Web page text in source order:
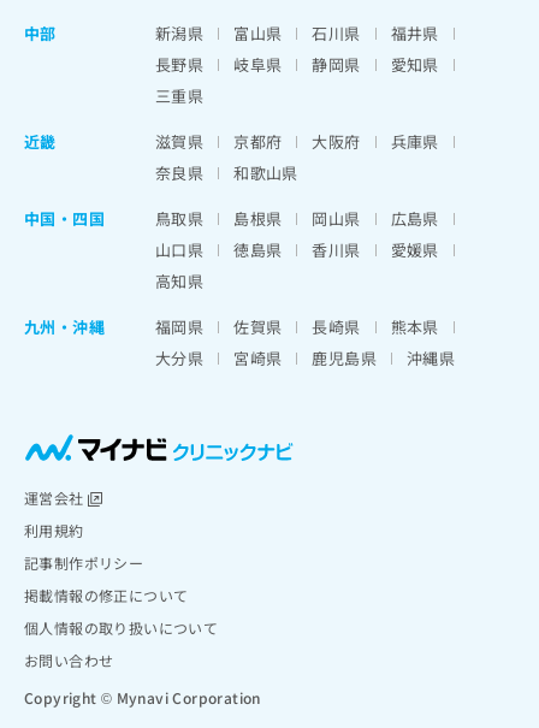
中部
新潟県 富山県 石川県
福井県
長野県
岐阜県 静岡県
愛知県
三重県
近畿
滋賀県 京都府 大阪府
兵庫県
奈良県
和歌山県
中国・四国
鳥取県 島根県 岡山県
広島県
山口県
徳島県 香川県
愛媛県
高知県
九州・沖縄
福岡県 佐賀県 長崎県
熊本県
大分県
宮崎県 鹿児島県 沖縄県
運営会社
利用規約
記事制作ポリシー
掲載情報の修正について
個人情報の取り扱いについて
お問い合わせ
Copyright © Mynavi Corporation